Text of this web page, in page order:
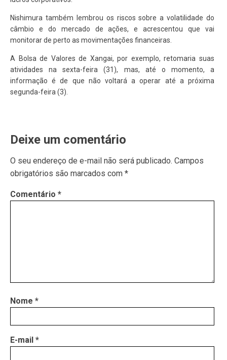
Nishimura também lembrou os riscos sobre a volatilidade do
câmbio e do mercado de ações, e acrescentou que vai
monitorar de perto as movimentações financeiras.
A Bolsa de Valores de Xangai, por exemplo, retomaria suas
atividades na sexta-feira (31), mas, até o momento, a
informação é de que não voltará a operar até a próxima
segunda-feira (3).
Deixe um comentário
O seu endereço de e-mail não será publicado. Campos
obrigatórios são marcados com *
Comentário *
Nome *
E-mail *